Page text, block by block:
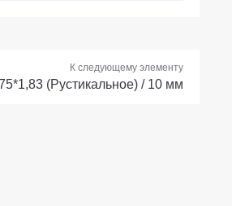
К следующему элементу
(Рустикальное) / 10 мм